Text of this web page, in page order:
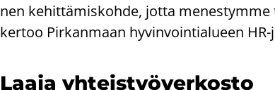
nen ke­hit­tä­mis­koh­de, jotta
ker­too Pir­kan­maan hy­vin­voin­tia­lu­een
Laaja yh­teis­työ­ver­kos­to